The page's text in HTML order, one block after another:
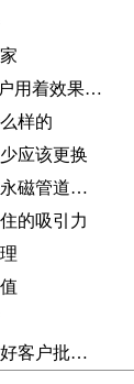
PDC-8电磁除铁器广东客户用着效果好又购3台
样的
应该更换
自动清除管道壁机械振动永磁管道除铁器
的吸引力
广东云浮电磁除铁器效果好客户批量要